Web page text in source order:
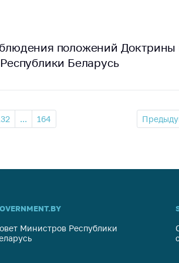
положений Доктрины
Беларусь
... 164
Министров Республики